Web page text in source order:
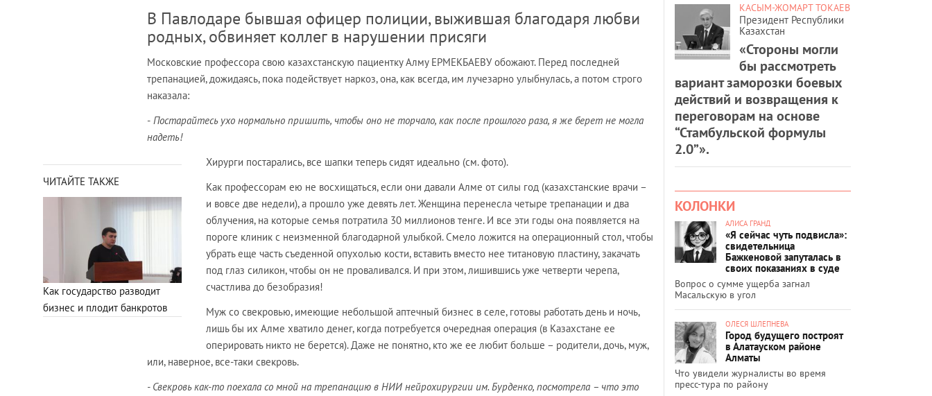
В Павлодаре бывшая офицер полиции, выжившая благодаря любви
родных, обвиняет коллег в нарушении присяги
Московские профессора свою казахстанскую пациентку Алму ЕРМЕКБАЕВУ обожают. Перед последней
трепанацией, дожидаясь, пока подействует наркоз, она, как всегда, им лучезарно улыбнулась, а потом строго
наказала:
- Постарайтесь ухо нормально пришить, чтобы оно не торчало, как после прошлого раза, я же берет не могла
надеть!
ЧИТАЙТЕ ТАКЖЕ
Как государство разводит
бизнес и плодит банкротов
Хирурги постарались, все шапки теперь сидят идеально (см. фото).
Как профессорам ею не восхищаться, если они давали Алме от силы год (казахстанские врачи –
и вовсе две недели), а прошло уже девять лет. Женщина перенесла четыре трепанации и два
облучения, на которые семья потратила 30 миллионов тенге. И все эти годы она появляется на
пороге клиник с неизменной благодарной улыбкой. Смело ложится на операционный стол, чтобы
убрать еще часть съеденной опухолью кости, вставить вместо нее титановую пластину, закачать
под глаз силикон, чтобы он не проваливался. И при этом, лишившись уже четверти черепа,
счастлива до безобразия!
Муж со свекровью, имеющие небольшой аптечный бизнес в селе, готовы работать день и ночь,
лишь бы их Алме хватило денег, когда потребуется очередная операция (в Казахстане ее
оперировать никто не берется). Даже не понятно, кто же ее любит больше – родители, дочь, муж,
или, наверное, все-таки свекровь.
- Свекровь как-то поехала со мной на трепанацию в НИИ нейрохирургии им. Бурденко, посмотрела – что это
КАСЫМ-ЖОМАРТ ТОКАЕВ
Президент Республики
Казахстан
«Стороны могли
бы рассмотреть
вариант заморозки боевых
действий и возвращения к
переговорам на основе
“Стамбульской формулы
2.0”».
КОЛОНКИ
АЛИСА ГРАНД
«Я сейчас чуть подвисла»:
свидетельница
Бажкеновой запуталась в
своих показаниях в суде
Вопрос о сумме ущерба загнал
Масальскую в угол
ОЛЕСЯ ШЛЕПНЕВА
Город будущего построят
в Алатауском районе
Алматы
Что увидели журналисты во время
пресс-тура по району